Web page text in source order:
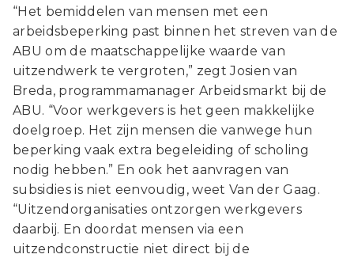
“Het bemiddelen van mensen met een
arbeidsbeperking past binnen het streven van de
ABU om de maatschappelijke waarde van
uitzendwerk te vergroten,” zegt Josien van
Breda, programmamanager Arbeidsmarkt bij de
ABU. “Voor werkgevers is het geen makkelijke
doelgroep. Het zijn mensen die vanwege hun
beperking vaak extra begeleiding of scholing
nodig hebben.” En ook het aanvragen van
subsidies is niet eenvoudig, weet Van der Gaag.
“Uitzendorganisaties ontzorgen werkgevers
daarbij. En doordat mensen via een
uitzendconstructie niet direct bij de